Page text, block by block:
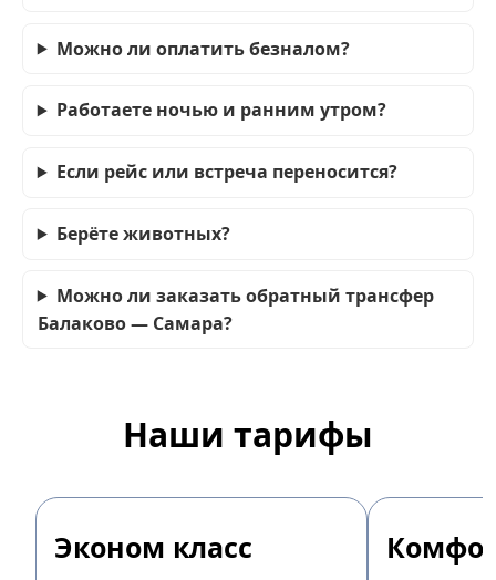
Можно ли оплатить безналом?
Работаете ночью и ранним утром?
Если рейс или встреча переносится?
Берёте животных?
Можно ли заказать обратный трансфер
Балаково — Самара?
Наши тарифы
Эконом класс